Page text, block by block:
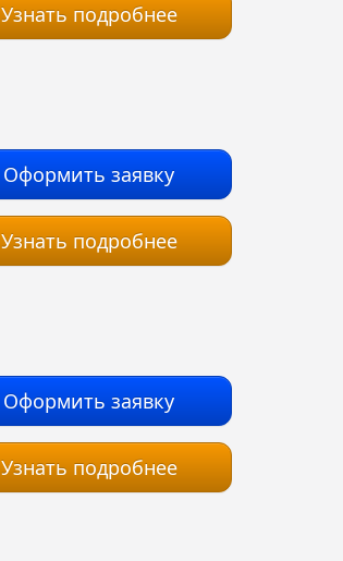
Узнать подробнее
Оформить заявку
Узнать подробнее
Оформить заявку
Узнать подробнее